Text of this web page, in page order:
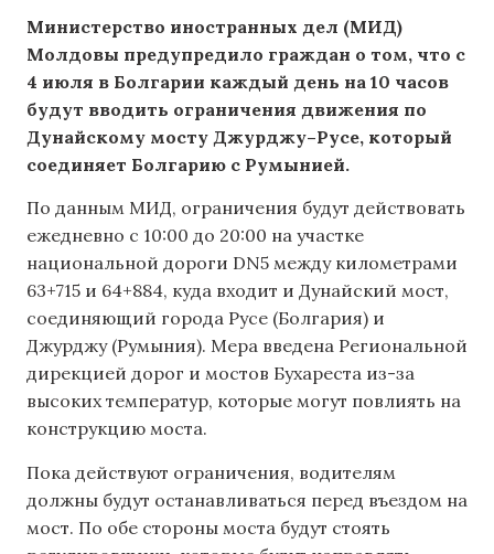
Министерство иностранных дел (МИД)
Молдовы предупредило граждан о том, что с
4 июля в Болгарии каждый день на 10 часов
будут вводить ограничения движения по
Дунайскому мосту Джурджу–Русе, который
соединяет Болгарию с Румынией.
По данным МИД, ограничения будут действовать
ежедневно с 10:00 до 20:00 на участке
национальной дороги DN5 между километрами
63+715 и 64+884, куда входит и Дунайский мост,
соединяющий города Русе (Болгария) и
Джурджу (Румыния). Мера введена Региональной
дирекцией дорог и мостов Бухареста из-за
высоких температур, которые могут повлиять на
конструкцию моста.
Пока действуют ограничения, водителям
должны будут останавливаться перед въездом на
мост. По обе стороны моста будут стоять